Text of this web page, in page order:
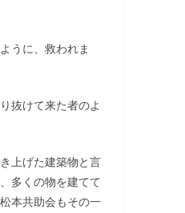
うに、救われま
抜けて来た者のよ
上げた建築物と言
多くの物を建てて
本共助会もその一